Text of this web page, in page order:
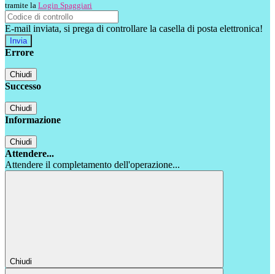
tramite la Login Spaggiari
E-mail inviata, si prega di controllare la casella di posta elettronica!
Errore
Chiudi
Successo
Chiudi
Informazione
Chiudi
Attendere...
Attendere il completamento dell'operazione...
Chiudi